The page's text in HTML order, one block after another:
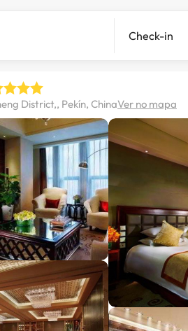
Check-in
District,, Pekín, ChinaVer no mapa